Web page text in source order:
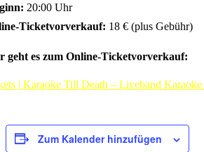
20:00 Uhr
Ticketvorverkauf: 18 € (plus Gebühr)
geht es zum Online-Ticketvorverkauf:
| Karaoke Till Death – Liveband Karaoke
Zum Kalender hinzufügen